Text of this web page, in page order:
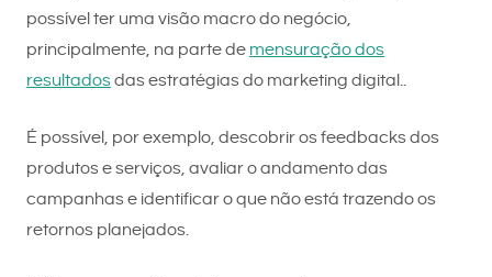
possível ter uma visão macro do negócio,
principalmente, na parte de mensuração dos
resultadosdas estratégias do marketing digital..
É possível, por exemplo, descobrir os feedbacks dos
produtos e serviços, avaliar o andamento das
campanhas e identificar o que não está trazendo os
retornos planejados.